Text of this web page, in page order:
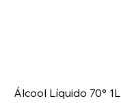
Álcool Líquido 70° 1L